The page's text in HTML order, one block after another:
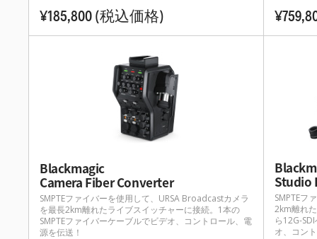
¥185,800(税込価格)
Blackmagic
Camera Fiber Converter
SMPTEファイバーを使用して、URSA Broadcastカメラ
を最長2km離れたライブスイッチャーに接続。1本の
SMPTEファイバーケーブルでビデオ、コントロール、電
源を伝送！
Studio
SMPTEフ
2km離れ
ら12G-
オ、コン